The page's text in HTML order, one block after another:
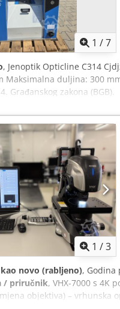
1 /7
, Jenoptik Opticline C314
Maksimalna duljina: 300
Građanskog zakona (BGB).
1 /3
novo (rabljeno), Godina
/ priručnik, VHX-7000 s 4K
objektiva) – vrhunska